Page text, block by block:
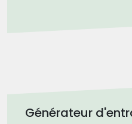
Générateur